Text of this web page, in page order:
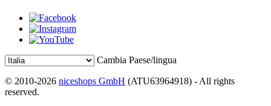
Cambia Paese/lingua
© 2010-2026 niceshops GmbH (ATU63964918) - All rights
reserved.